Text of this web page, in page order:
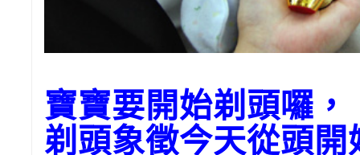
寶寶要開始剃頭囉，
剃頭象徵今天從頭